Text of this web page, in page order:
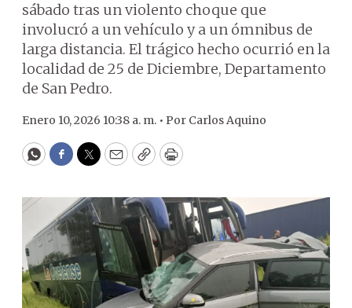
sábado tras un violento choque que
involucró a un vehículo y a un ómnibus de
larga distancia. El trágico hecho ocurrió en la
localidad de 25 de Diciembre, Departamento
de San Pedro.
Enero 10, 2026 10:38 a. m. • Por Carlos Aquino
WhatsApp
Facebook
Twitter
EmailCopyPrint